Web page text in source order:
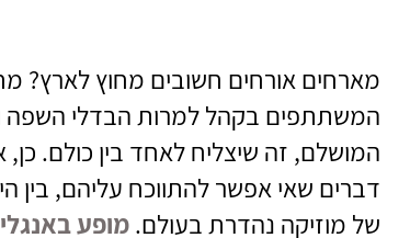
מארחים אורחים חשובים מחוץ לארץ?
המשתתפים בקהל למרות הבדלי השפה
המושלם, זה שיצליח לאחד בין כולם.
דברים שאי אפשר להתווכח עליהם, בין
של מוזיקה נהדרת בעולם.מופע